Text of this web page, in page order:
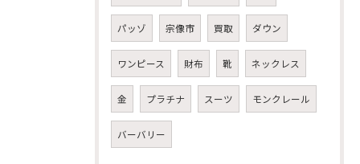
パッゾ 宗像市 買取 ダウン
ワンピース 財布 靴 ネックレス
金 プラチナ スーツ モンクレール
バーバリー